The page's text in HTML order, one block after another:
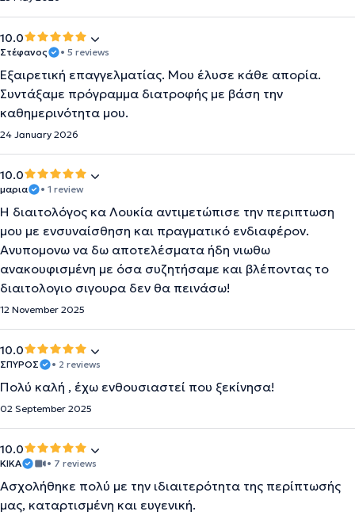
10.0
Στέφανος • 5 reviews
Εξαιρετική επαγγελματίας. Μου έλυσε κάθε απορία.
Συντάξαμε πρόγραμμα διατροφής με βάση την
καθημερινότητα μου.
24 January 2026
10.0
μαρια • 1 review
Η διαιτολόγος κα Λουκία αντιμετώπισε την περιπτωση
μου με ενσυναίσθηση και πραγματικό ενδιαφέρον.
Ανυπομονω να δω αποτελέσματα ήδη νιωθω
ανακουφισμένη με όσα συζητήσαμε και βλέποντας το
διαιτολογιο σιγουρα δεν θα πεινάσω!
12 November 2025
10.0
ΣΠΥΡΟΣ • 2 reviews
Πολύ καλή , έχω ενθουσιαστεί που ξεκίνησα!
02 September 2025
10.0
ΚΙΚΑ • 7 reviews
Ασχολήθηκε πολύ με την ιδιαιτερότητα της περίπτωσής
μας, καταρτισμένη και ευγενική.